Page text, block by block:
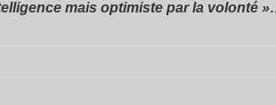
mais optimiste par la volonté